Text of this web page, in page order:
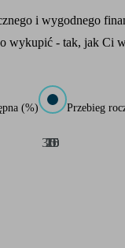
i wygodnego
wykupić - tak, jak Ci
(%)
0
5
10
15
20
25
30
Przebieg